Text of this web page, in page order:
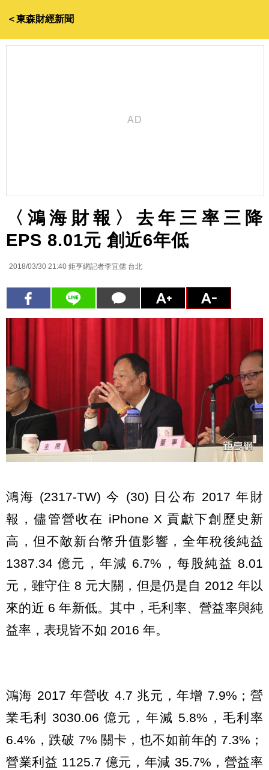
＜東森財經新聞
〈鴻海財報〉去年三率三降
EPS 8.01元 創近6年低
2018/03/30 21:40 鉅亨網記者李宜儒 台北
鴻海 (2317-TW) 今 (30) 日公布 2017 年財
報，儘管營收在 iPhone X 貢獻下創歷史新
高，但不敵新台幣升值影響，全年稅後純益
1387.34 億元，年減 6.7%，每股純益 8.01
元，雖守住 8 元大關，但是仍是自 2012 年以
來的近 6 年新低。其中，毛利率、營益率與純
益率，表現皆不如 2016 年。
鴻海 2017 年營收 4.7 兆元，年增 7.9%；營
業毛利 3030.06 億元，年減 5.8%，毛利率
6.4%，跌破 7% 關卡，也不如前年的 7.3%；
營業利益 1125.7 億元，年減 35.7%，營益率